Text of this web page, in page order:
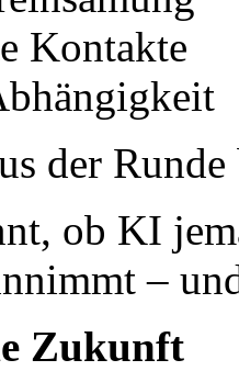
Kontakte
der
ob KI
–
Zukunft